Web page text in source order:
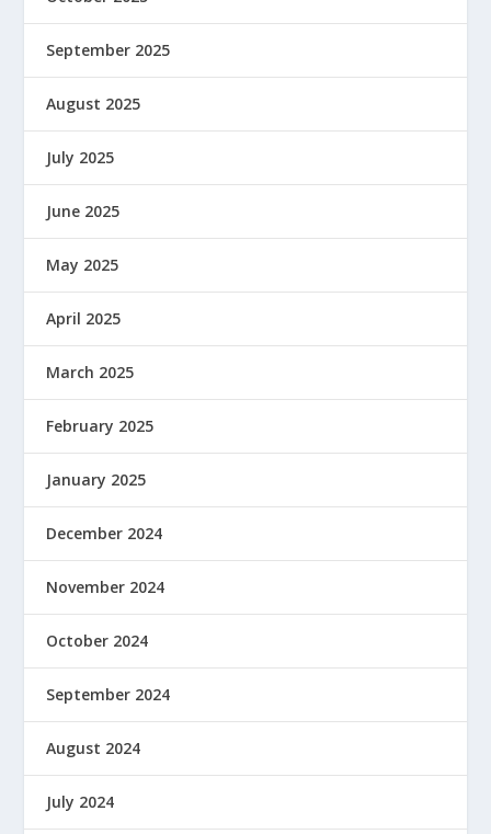
September 2025
August 2025
July 2025
June 2025
May 2025
April 2025
March 2025
February 2025
January 2025
December 2024
November 2024
October 2024
September 2024
August 2024
July 2024